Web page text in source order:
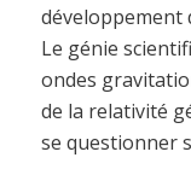
développement
Le génie
ondes
de la relativité
se questionner